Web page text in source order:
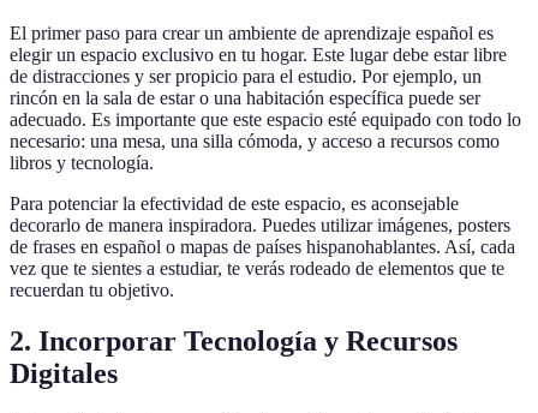
El primer paso para crear un ambiente de aprendizaje español es
elegir un espacio exclusivo en tu hogar. Este lugar debe estar libre
de distracciones y ser propicio para el estudio. Por ejemplo, un
rincón en la sala de estar o una habitación específica puede ser
adecuado. Es importante que este espacio esté equipado con todo lo
necesario: una mesa, una silla cómoda, y acceso a recursos como
libros y tecnología.
Para potenciar la efectividad de este espacio, es aconsejable
decorarlo de manera inspiradora. Puedes utilizar imágenes, posters
de frases en español o mapas de países hispanohablantes. Así, cada
vez que te sientes a estudiar, te verás rodeado de elementos que te
recuerdan tu objetivo.
2. Incorporar Tecnología y Recursos
Digitales